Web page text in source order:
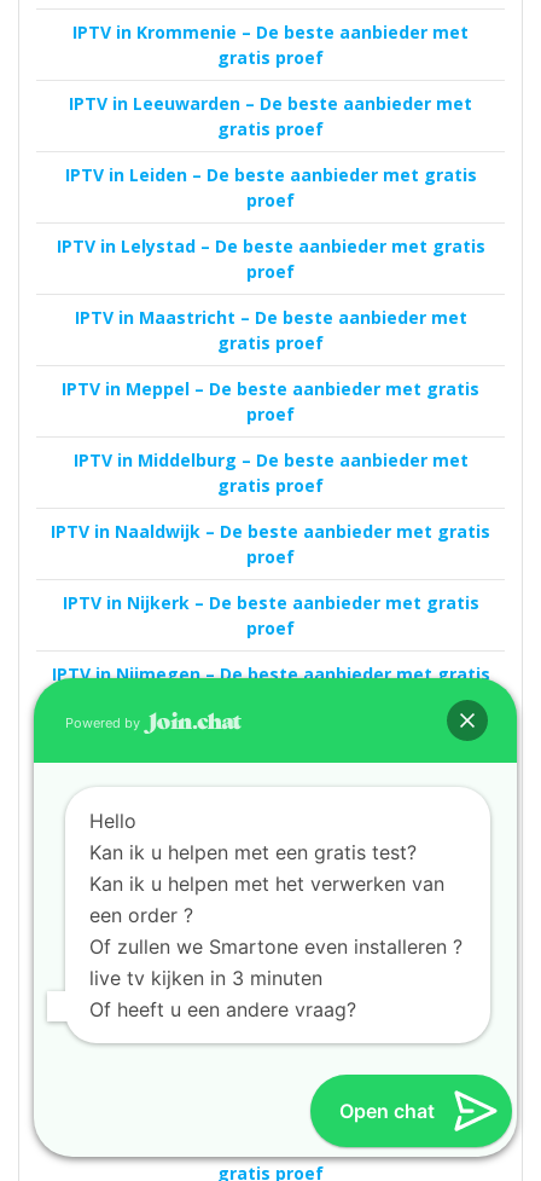
IPTV in Krommenie – De beste aanbieder met
gratis proef
IPTV in Leeuwarden – De beste aanbieder met
gratis proef
IPTV in Leiden – De beste aanbieder met gratis
proef
IPTV in Lelystad – De beste aanbieder met gratis
proef
IPTV in Maastricht – De beste aanbieder met
gratis proef
IPTV in Meppel – De beste aanbieder met gratis
proef
IPTV in Middelburg – De beste aanbieder met
gratis proef
IPTV in Naaldwijk – De beste aanbieder met gratis
proef
IPTV in Nijkerk – De beste aanbieder met gratis
proef
IPTV in Nijmegen – De beste aanbieder met gratis
IPTV in Noordwijk – De beste aanbieder met gratis
IPTV in Nunspeet – De beste aanbieder met gratis
proef
IPTV in Oldenzaal – De beste aanbieder met gratis
IPTV in Ommen – De beste aanbieder met gratis
proef
IPTV in Oosterhout – De beste aanbieder met
IPTV in Oss – De beste aanbieder met gratis proef
IPTV in Oude Pekela – De beste aanbieder met
gratis proef
Powered by
Hello
Kan ik u helpen met een gratis test?
Kan ik u helpen met het verwerken van
een order ?
Of zullen we Smartone even installeren ?
live tv kijken in 3 minuten
Of heeft u een andere vraag?
Open chat